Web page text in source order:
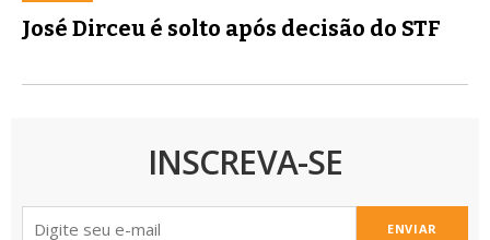
José Dirceu é solto após decisão do STF
INSCREVA-SE
ENVIAR